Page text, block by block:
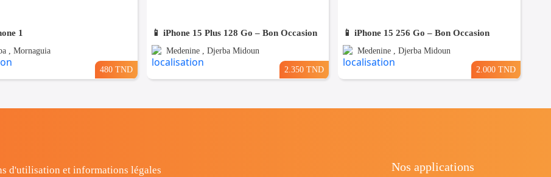
1
, Mornaguia
480 TND
📱 iPhone 15 Plus 128 Go – Bon Occasion
Medenine , Djerba Midoun
2.350 TND
📱 iPhone 15 256 Go – Bon Occasion
Medenine , Djerba Midoun
2.000 TND
d'utilisation et informations légales
Nos applications